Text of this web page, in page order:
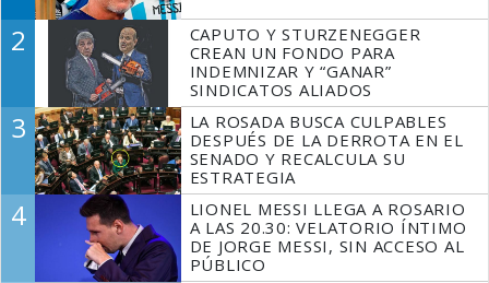
2
CAPUTO Y STURZENEGGER
CREAN UN FONDO PARA
INDEMNIZAR Y “GANAR”
SINDICATOS ALIADOS
3
LA ROSADA BUSCA CULPABLES
DESPUÉS DE LA DERROTA EN EL
SENADO Y RECALCULA SU
ESTRATEGIA
4
LIONEL MESSI LLEGA A ROSARIO
A LAS 20.30: VELATORIO ÍNTIMO
DE JORGE MESSI, SIN ACCESO AL
PÚBLICO